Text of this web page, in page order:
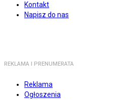
Kontakt
Napisz do nas
REKLAMA I PRENUMERATA
Reklama
Ogłoszenia